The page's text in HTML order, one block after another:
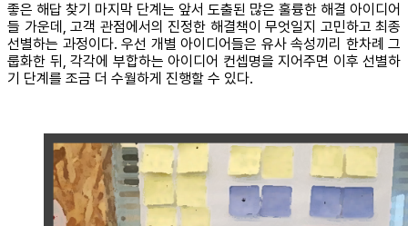
좋은 해답 찾기 마지막 단계는 앞서 도출된 많은 훌륭한 해결 아이디어
들 가운데, 고객 관점에서의 진정한 해결책이 무엇일지 고민하고 최종
선별하는 과정이다. 우선 개별 아이디어들은 유사 속성끼리 한차례 그
룹화한 뒤, 각각에 부합하는 아이디어 컨셉명을 지어주면 이후 선별하
기 단계를 조금 더 수월하게 진행할 수 있다.